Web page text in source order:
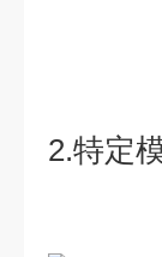
2.特定